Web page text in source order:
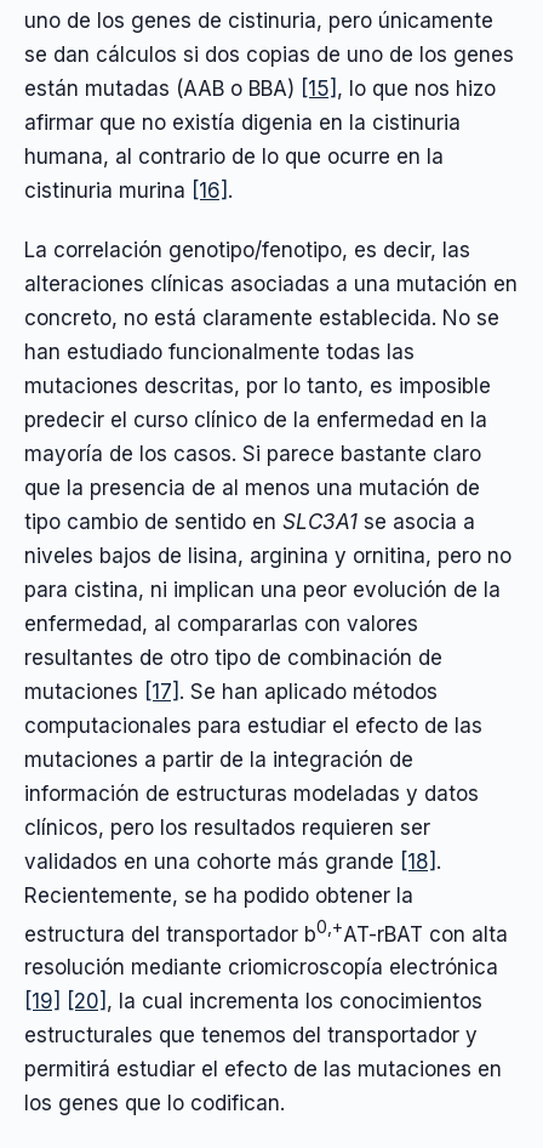
uno de los genes de cistinuria, pero únicamente
se dan cálculos si dos copias de uno de los genes
están mutadas (AAB o BBA) [15] , lo que nos hizo
afirmar que no existía digenia en la cistinuria
humana, al contrario de lo que ocurre en la
cistinuria murina [16] .
La correlación genotipo/fenotipo, es decir, las
alteraciones clínicas asociadas a una mutación en
concreto, no está claramente establecida. No se
han estudiado funcionalmente todas las
mutaciones descritas, por lo tanto, es imposible
predecir el curso clínico de la enfermedad en la
mayoría de los casos. Si parece bastante claro
que la presencia de al menos una mutación de
tipo cambio de sentido en SLC3A1 se asocia a
niveles bajos de lisina, arginina y ornitina, pero no
para cistina, ni implican una peor evolución de la
enfermedad, al compararlas con valores
resultantes de otro tipo de combinación de
mutaciones [17] . Se han aplicado métodos
computacionales para estudiar el efecto de las
mutaciones a partir de la integración de
información de estructuras modeladas y datos
clínicos, pero los resultados requieren ser
validados en una cohorte más grande [18] .
Recientemente, se ha podido obtener la
estructura del transportador b0,+AT-rBAT con alta
resolución mediante criomicroscopía electrónica
[19] [20] , la cual incrementa los conocimientos
estructurales que tenemos del transportador y
permitirá estudiar el efecto de las mutaciones en
los genes que lo codifican.